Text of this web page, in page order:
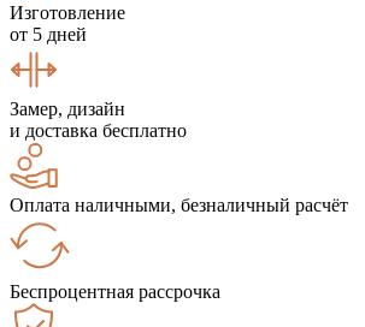
Изготовление
от 5 дней
Замер, дизайн
и доставка бесплатно
Оплата наличными, безналичный расчёт
Беспроцентная рассрочка